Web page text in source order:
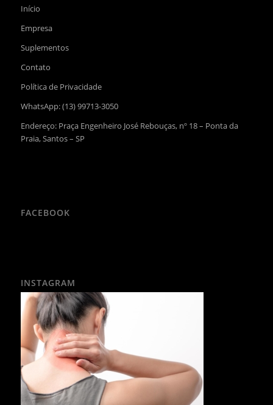
Início
Empresa
Suplementos
Contato
Política de Privacidade
WhatsApp:(13) 99713-3050
Endereço: Praça Engenheiro José Rebouças, nº 18 – Ponta da
Praia, Santos – SP
FACEBOOK
INSTAGRAM